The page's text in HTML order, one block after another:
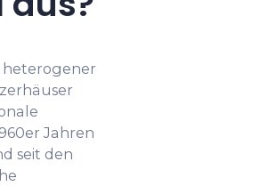
heterogener
Jahren
seit den